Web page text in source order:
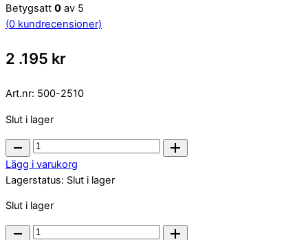
Betygsatt 0 av 5
(0 kundrecensioner)
2 .195 kr
Art.nr: 500-2510
Slut i lager
Filterhållare
Bypass
1
quantity
Lägg i varukorg
Lagerstatus: Slut i lager
Slut i lager
Filterhållare